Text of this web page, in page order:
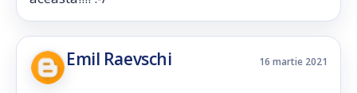
Emil Raevschi 16 martie 2021